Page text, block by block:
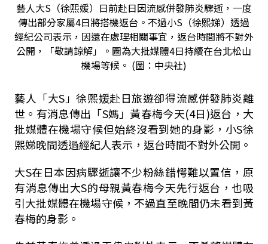
藝人大S（徐熙媛）日前赴日因流感併發肺炎驟逝，一度
傳出部分家屬4日將搭機返台。不過小S（徐熙娣）透過
經紀公司表示，因還在處理相關事宜，返台時間將不對外
公開，「敬請諒解」。圖為大批媒體4日持續在台北松山
機場等候。 (圖：中央社)
藝人「大S」徐熙媛赴日旅遊卻得流感併發肺炎離
世。有消息傳出「S媽」黃春梅今天(4日)返台，大
批媒體在機場守候但始終沒看到她的身影，小S徐
熙娣晚間透過經紀人表示，返台時間不對外公開。
大S在日本因病驟逝讓不少粉絲錯愕難以置信，原
有消息傳出大S的母親黃春梅今天先行返台，也吸
引大批媒體在機場守候，不過直至晚間仍未看到黃
春梅的身影。